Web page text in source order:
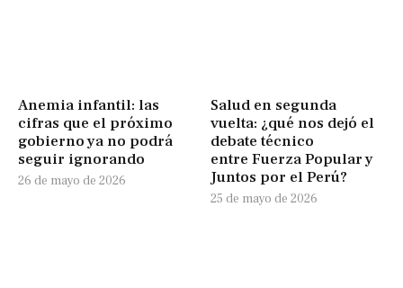
Anemia infantil: las
cifras que el próximo
gobierno ya no podrá
seguir ignorando
26 de mayo de 2026
Salud en segunda
vuelta: ¿qué nos dejó el
debate técnico
entre Fuerza Popular y
Juntos por el Perú?
25 de mayo de 2026